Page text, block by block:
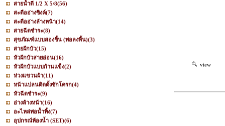
สายน้ำดี 1/2 X 5/8(56)
สะดืออ่างซิงค์(7)
สะดืออ่างล้างหน้า(14)
สายฉีดชำระ(8)
สุขภัณฑ์แบบสองชิ้น (ท่อลงพื้น)(3)
สายฝักบัว(15)
หัวฝักบัวสายอ่อน(16)
หัวฝักบัวแบบก้านแข็ง(2)
ห่วงแขวนผ้า(11)
หน้าแปลนติดตั้งชักโครก(4)
หัวฉีดชำระ(9)
อ่างล้างหน้า(16)
อะไหล่ท่อน้ำทิ้ง(7)
อุปกรณ์ห้องน้ำ (SET)(6)
view